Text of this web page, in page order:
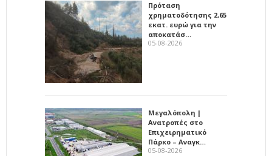
Πρόταση
χρηματοδότησης 2,65
εκατ. ευρώ για την
αποκατάσ…
05-08-2026
Μεγαλόπολη |
Ανατροπές στο
Επιχειρηματικό
Πάρκο – Αναγκ…
05-08-2026